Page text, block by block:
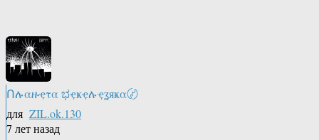
Ոሉαዙҿτα ಭҿҝҿሉҿʓяҝα〄
для ZIL.ok.130
7 лет назад